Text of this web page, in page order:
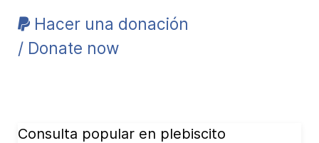
Hacer una donación
/ Donate now
Consulta popular en plebiscito